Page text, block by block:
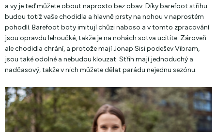
a vy je teď můžete obout naprosto bez obav. Díky barefoot střihu
budou totiž vaše chodidla a hlavně prsty na nohou v naprostém
pohodlí. Barefoot boty imitují chůzi naboso a v tomto zpracování
jsou opravdu lehoučké, takže je na nohách sotva ucitíte. Zároveň
ale chodidla chrání, a protože mají Jonap Sisi podešev Vibram,
jsou také odolné a nebudou klouzat. Střih mají jednoduchý a
nadčasový, takže v nich můžete dělat parádu nejednu sezónu.